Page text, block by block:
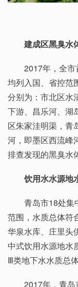
建成区黑臭水
2017年，全市
均列入国、省控范
分别为：市北区水
下游、昌乐河、湖
区朱家洼明渠，青
河，即墨区西流峰
排查发现的黑臭水
饮用水水源地
青岛市18处集
范围，水质总体符
华泉水库、庄里头
中式饮用水源地水
Ⅲ类地下水水质总
2017年，青